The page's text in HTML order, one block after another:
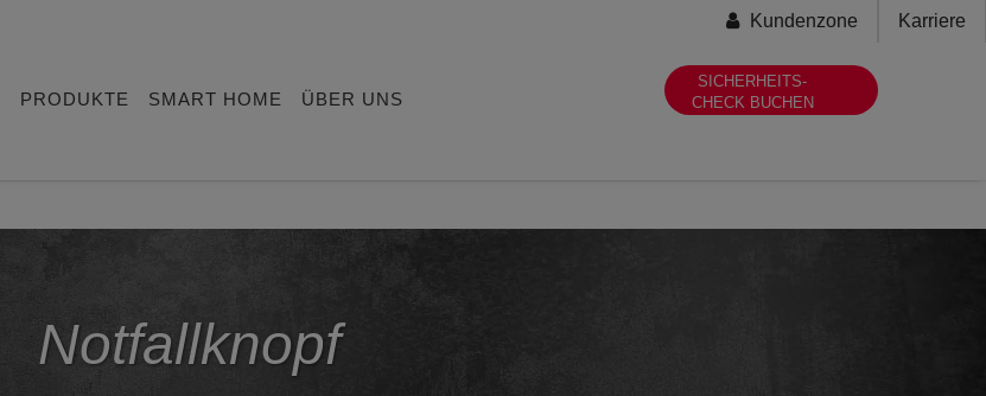
Secondary-
Kundenzone Karriere
SICHERHEITS-
CHECK BUCHEN
PRODUKTE SMART HOME ÜBER UNS
Notfallknopf